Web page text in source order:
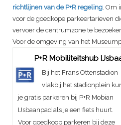
richtlijnen van de P+R regeling . Om
voor de goedkope parkeertarieven
vervoer de centrumzone te
Voor de omgeving van het
P+R Mobiliteitshub
Bij het Frans Ottenstadion
vlakbij het stadionplein
je gratis parkeren bij P+R Mobian
IJsbaanpad als je een fiets huurt.
Voor goedkoop parkeren bij deze